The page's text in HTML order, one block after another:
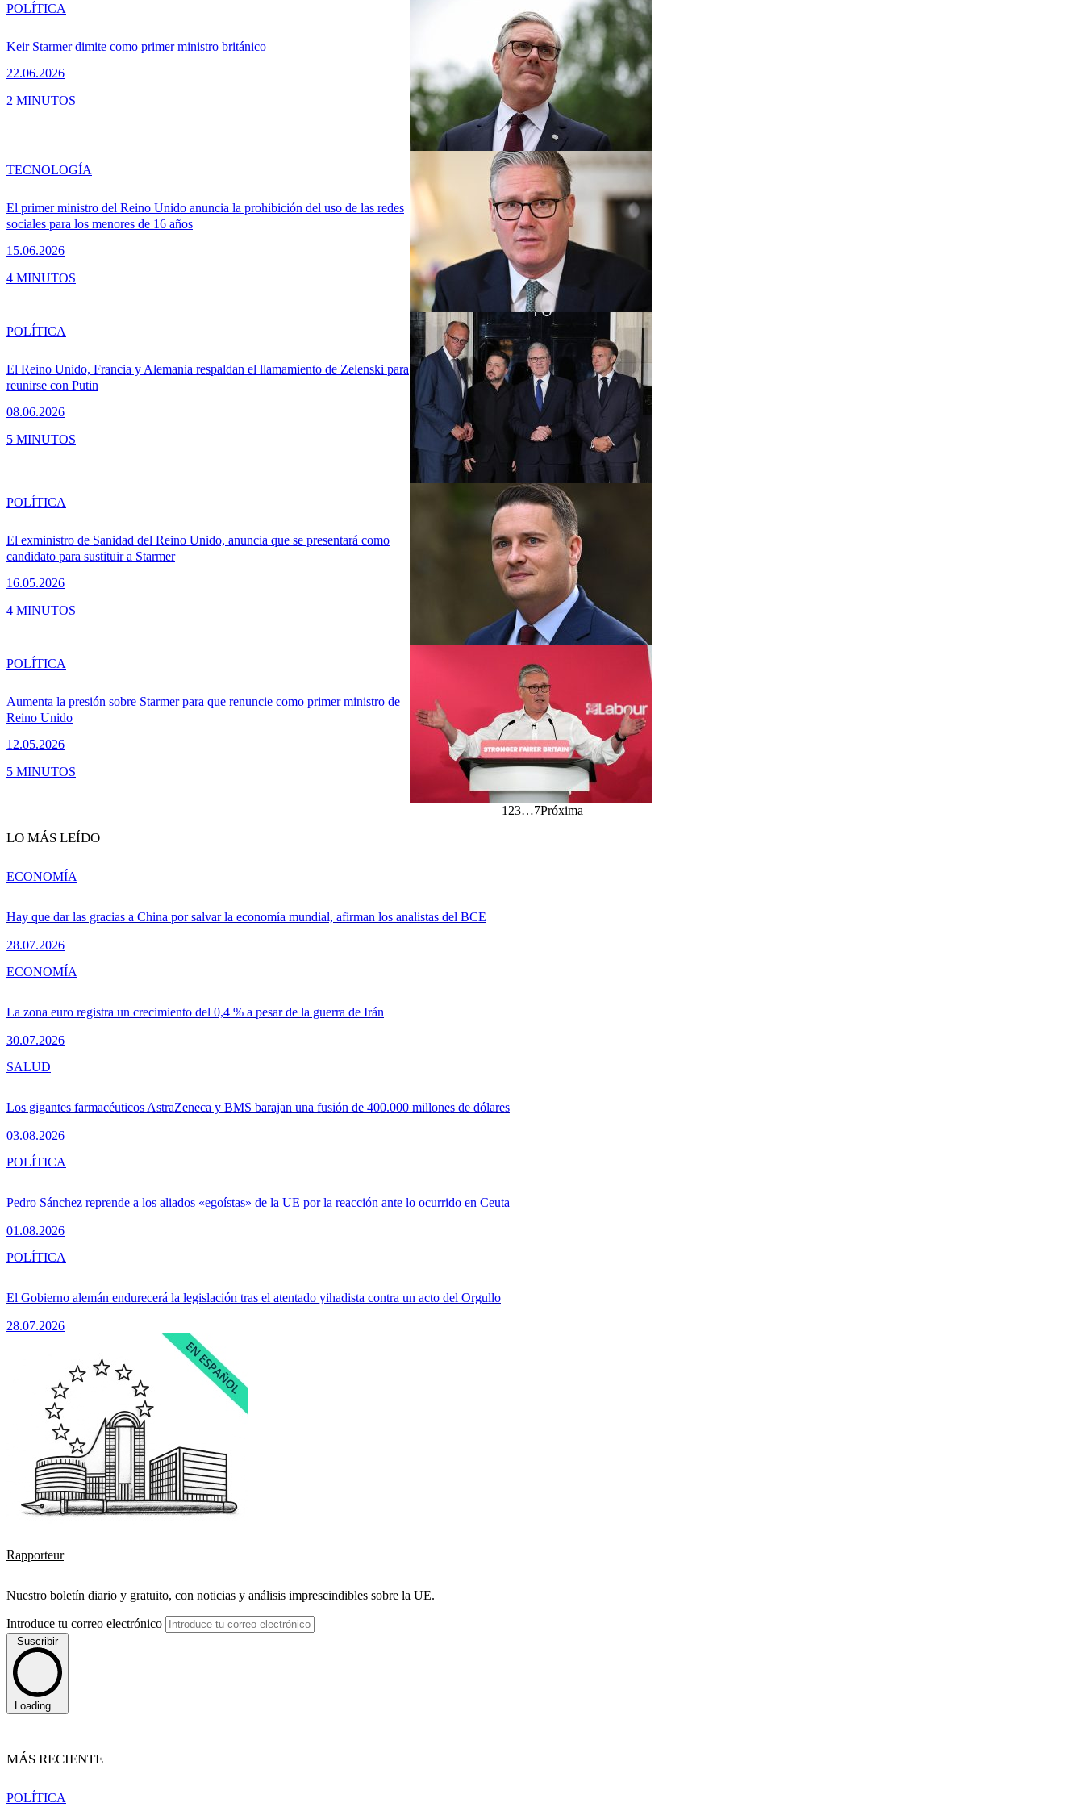
Keir Starmer dimite como primer ministro británico
22.06.2026
POLÍTICA
2 MINUTOS
El primer ministro del Reino Unido anuncia la prohibición del uso de las redes
sociales para los menores de 16 años
15.06.2026
TECNOLOGÍA
4 MINUTOS
El Reino Unido, Francia y Alemania respaldan el llamamiento de Zelenski para
reunirse con Putin
08.06.2026
POLÍTICA
5 MINUTOS
El exministro de Sanidad del Reino Unido, anuncia que se presentará como
candidato para sustituir a Starmer
16.05.2026
POLÍTICA
4 MINUTOS
Aumenta la presión sobre Starmer para que renuncie como primer ministro de
Reino Unido
12.05.2026
POLÍTICA
5 MINUTOS
1 23…7Próxima
LO MÁS LEÍDO
Hay que dar las gracias a China por salvar la economía mundial, afirman los analistas del BCE
28.07.2026
ECONOMÍA
La zona euro registra un crecimiento del 0,4 % a pesar de la guerra de Irán
30.07.2026
ECONOMÍA
Los gigantes farmacéuticos AstraZeneca y BMS barajan una fusión de 400.000 millones de dólares
03.08.2026
SALUD
Pedro Sánchez reprende a los aliados «egoístas» de la UE por la reacción ante lo ocurrido en Ceuta
01.08.2026
POLÍTICA
El Gobierno alemán endurecerá la legislación tras el atentado yihadista contra un acto del Orgullo
28.07.2026
POLÍTICA
Rapporteur
Nuestro boletín diario y gratuito, con noticias y análisis imprescindibles sobre la UE.
Introduce tu correo electrónico
Suscribir
Loading...
MÁS RECIENTE
POLÍTICA